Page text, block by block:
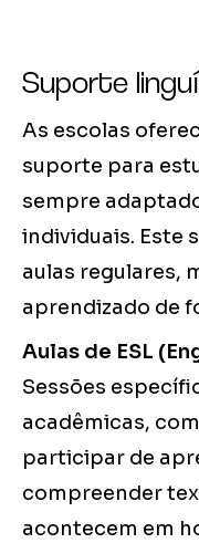
Suporte
As escolas
suporte para
sempre
individuais. Este
aulas regulares,
aprendizado de
Aulas de ESL
Sessões
acadêmicas,
participar de
compreender
acontecem em